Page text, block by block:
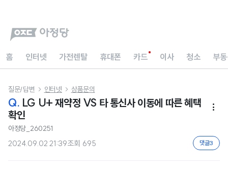
홈 인터넷 가전렌탈 휴대폰 카드 이사 청소 부
질문/답변  인터넷  상품문의
Q. LG U+ 재약정 VS 타 통신사 이동에 따른 혜택
확인

아정당_260251
2024.09.02 21:39조회 695 댓글3